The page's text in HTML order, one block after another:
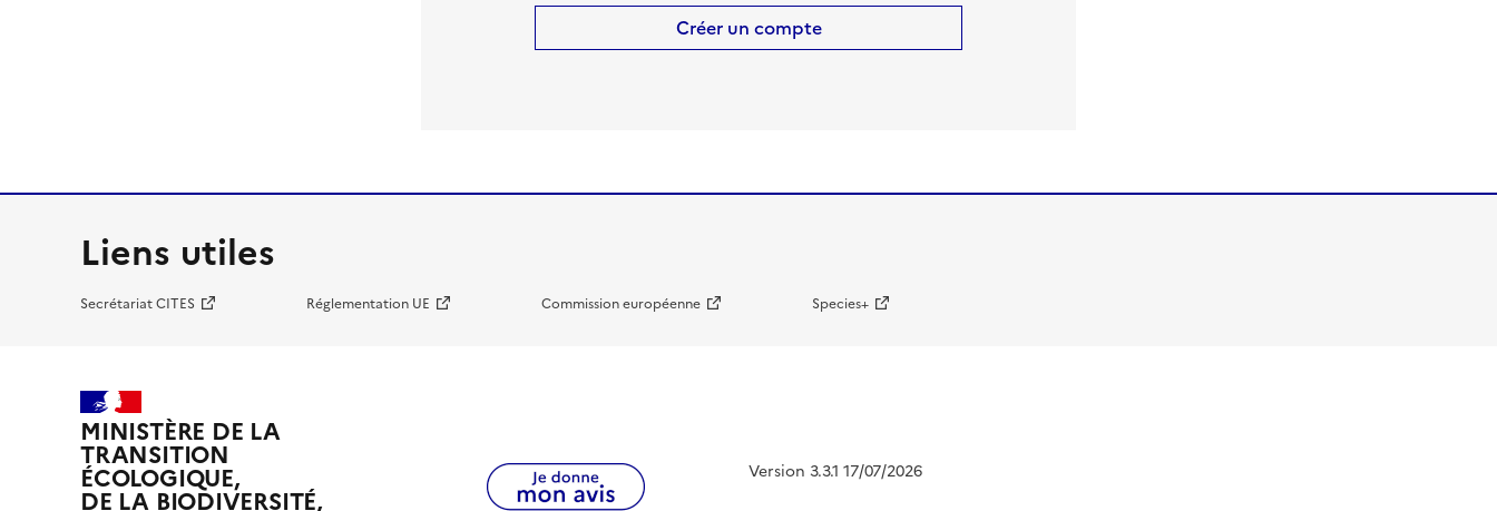
Créer un compte
Liens utiles
Secrétariat CITES Réglementation UE Commission européenne Species+
MINISTÈRE DE LA
TRANSITION
ÉCOLOGIQUE,
DE LA BIODIVERSITÉ,
Version 3.3.1 17/07/2026